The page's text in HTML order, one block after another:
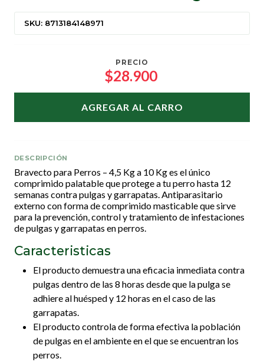
SKU: 8713184148971
PRECIO
$28.900
AGREGAR AL CARRO
DESCRIPCIÓN
Bravecto para Perros – 4,5 Kg a 10 Kg es el único
comprimido palatable que protege a tu perro hasta 12
semanas contra pulgas y garrapatas. Antiparasitario
externo con forma de comprimido masticable que sirve
para la prevención, control y tratamiento de infestaciones
de pulgas y garrapatas en perros.
Caracteristicas
El producto demuestra una eficacia inmediata contra
pulgas dentro de las 8 horas desde que la pulga se
adhiere al huésped y 12 horas en el caso de las
garrapatas.
El producto controla de forma efectiva la población
de pulgas en el ambiente en el que se encuentran los
perros.